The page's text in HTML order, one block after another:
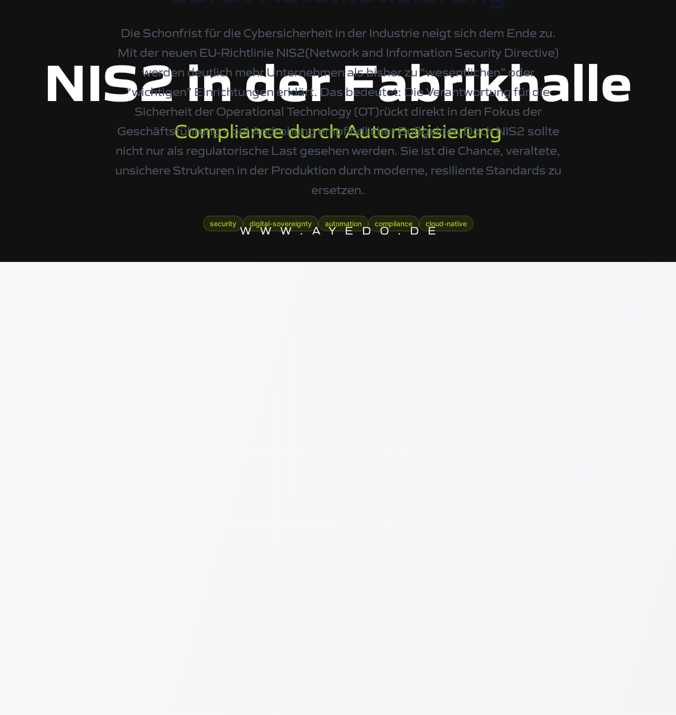
Die Schonfrist für die Cybersicherheit in der Industrie neigt sich dem Ende zu.
Mit der neuen EU-Richtlinie NIS2(Network and Information Security Directive)
werden deutlich mehr Unternehmen als bisher zu “wesentlichen” oder
“wichtigen” Einrichtungen erklärt. Das bedeutet: Die Verantwortung für die
Sicherheit der Operational Technology (OT)rückt direkt in den Fokus der
Geschäftsführung – bei Androhung empfindlicher Bußgelder. Doch NIS2 sollte
nicht nur als regulatorische Last gesehen werden. Sie ist die Chance, veraltete,
unsichere Strukturen in der Produktion durch moderne, resiliente Standards zu
ersetzen.
security digital-sovereignty automation compliance cloud-native